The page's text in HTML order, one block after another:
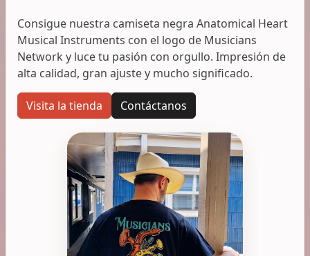
Consigue nuestra camiseta negra Anatomical Heart
Musical Instruments con el logo de Musicians
Network y luce tu pasión con orgullo. Impresión de
alta calidad, gran ajuste y mucho significado.
Visita la tienda Contáctanos